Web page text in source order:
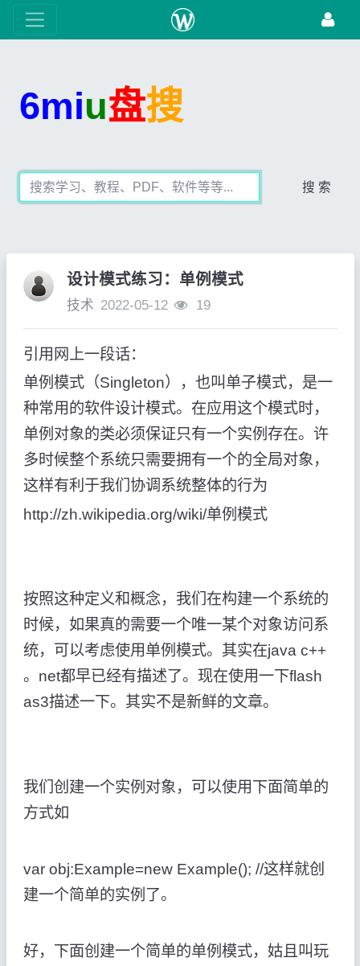
6miu盘搜
搜 索
设计模式练习：单例模式
技术 2022-05-12 19
引用网上一段话：
单例模式（Singleton），也叫单子模式，是一
种常用的软件设计模式。在应用这个模式时，
单例对象的类必须保证只有一个实例存在。许
多时候整个系统只需要拥有一个的全局对象，
这样有利于我们协调系统整体的行为
http://zh.wikipedia.org/wiki/单例模式
按照这种定义和概念，我们在构建一个系统的
时候，如果真的需要一个唯一某个对象访问系
统，可以考虑使用单例模式。其实在java c++
。net都早已经有描述了。现在使用一下flash
as3描述一下。其实不是新鲜的文章。
我们创建一个实例对象，可以使用下面简单的
方式如
var obj:Example=new Example(); //这样就创
建一个简单的实例了。
好，下面创建一个简单的单例模式，姑且叫玩